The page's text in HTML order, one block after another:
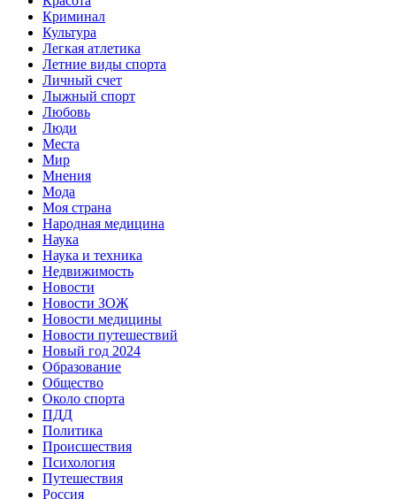
Криминал
Культура
Легкая атлетика
Летние виды спорта
Личный счет
Лыжный спорт
Любовь
Люди
Места
Мир
Мнения
Мода
Моя страна
Народная медицина
Наука
Наука и техника
Недвижимость
Новости
Новости ЗОЖ
Новости медицины
Новости путешествий
Новый год 2024
Образование
Общество
Около спорта
ПДД
Политика
Происшествия
Психология
Путешествия
Россия